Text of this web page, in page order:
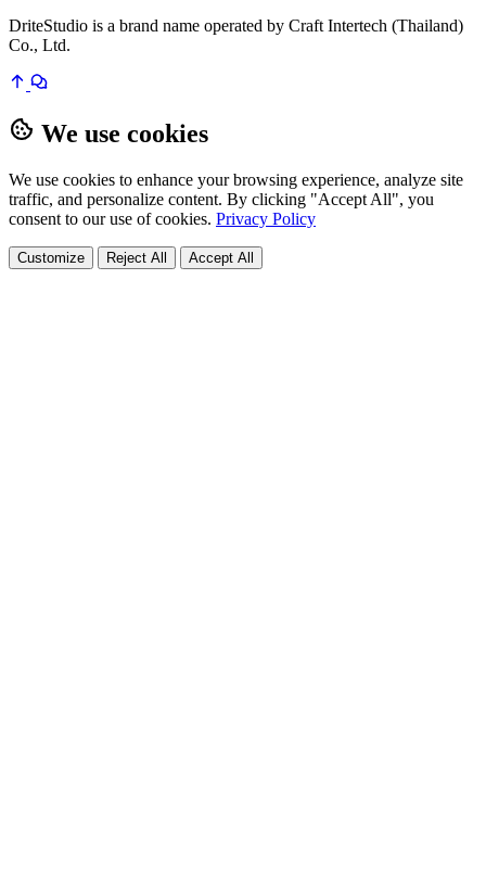
DriteStudio is a brand name operated by Craft Intertech (Thailand)
Co., Ltd.
We use cookies
We use cookies to enhance your browsing experience, analyze site
traffic, and personalize content. By clicking "Accept All", you
consent to our use of cookies. Privacy Policy
Customize Reject All Accept All